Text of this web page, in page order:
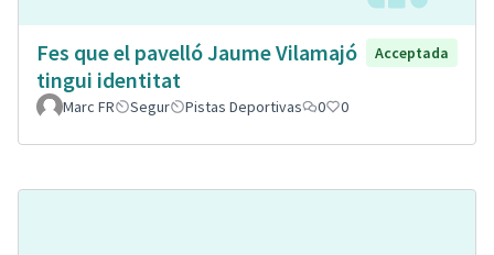
Fes que el pavelló Jaume Vilamajó
tingui identitat
Acceptada
Marc FR Segur Pistas Deportivas 0 0